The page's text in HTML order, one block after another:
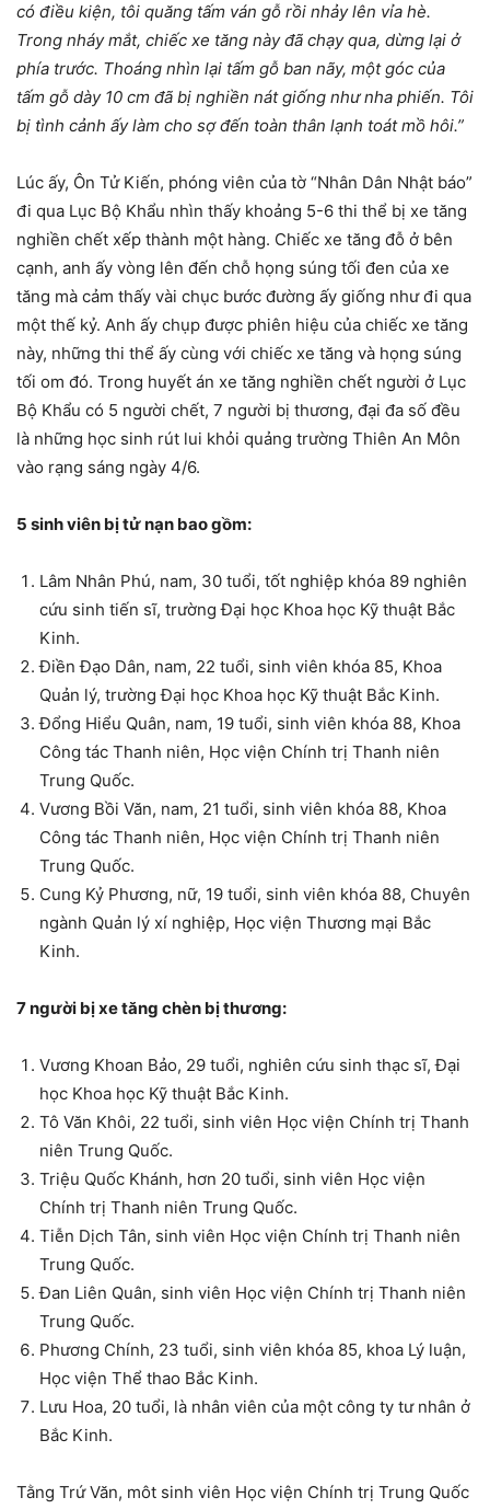
có điều kiện, tôi quăng tấm ván gỗ rồi nhảy lên vỉa hè.
Trong nháy mắt, chiếc xe tăng này đã chạy qua, dừng lại ở
phía trước. Thoáng nhìn lại tấm gỗ ban nãy, một góc của
tấm gỗ dày 10 cm đã bị nghiền nát giống như nha phiến. Tôi
bị tình cảnh ấy làm cho sợ đến toàn thân lạnh toát mồ hôi.”
Lúc ấy, Ôn Tử Kiến, phóng viên của tờ “Nhân Dân Nhật báo”
đi qua Lục Bộ Khẩu nhìn thấy khoảng 5-6 thi thể bị xe tăng
nghiền chết xếp thành một hàng. Chiếc xe tăng đỗ ở bên
cạnh, anh ấy vòng lên đến chỗ họng súng tối đen của xe
tăng mà cảm thấy vài chục bước đường ấy giống như đi qua
một thế kỷ. Anh ấy chụp được phiên hiệu của chiếc xe tăng
này, những thi thể ấy cùng với chiếc xe tăng và họng súng
tối om đó. Trong huyết án xe tăng nghiền chết người ở Lục
Bộ Khẩu có 5 người chết, 7 người bị thương, đại đa số đều
là những học sinh rút lui khỏi quảng trường Thiên An Môn
vào rạng sáng ngày 4/6.
5 sinh viên bị tử nạn bao gồm:
Lâm Nhân Phú, nam, 30 tuổi, tốt nghiệp khóa 89 nghiên
cứu sinh tiến sĩ, trường Đại học Khoa học Kỹ thuật Bắc
Kinh.
Điền Đạo Dân, nam, 22 tuổi, sinh viên khóa 85, Khoa
Quản lý, trường Đại học Khoa học Kỹ thuật Bắc Kinh.
Đổng Hiểu Quân, nam, 19 tuổi, sinh viên khóa 88, Khoa
Công tác Thanh niên, Học viện Chính trị Thanh niên
Trung Quốc.
Vương Bồi Văn, nam, 21 tuổi, sinh viên khóa 88, Khoa
Công tác Thanh niên, Học viện Chính trị Thanh niên
Trung Quốc.
Cung Kỷ Phương, nữ, 19 tuổi, sinh viên khóa 88, Chuyên
ngành Quản lý xí nghiệp, Học viện Thương mại Bắc
Kinh.
7 người bị xe tăng chèn bị thương:
Vương Khoan Bảo, 29 tuổi, nghiên cứu sinh thạc sĩ, Đại
học Khoa học Kỹ thuật Bắc Kinh.
Tô Văn Khôi, 22 tuổi, sinh viên Học viện Chính trị Thanh
niên Trung Quốc.
Triệu Quốc Khánh, hơn 20 tuổi, sinh viên Học viện
Chính trị Thanh niên Trung Quốc.
Tiễn Dịch Tân, sinh viên Học viện Chính trị Thanh niên
Trung Quốc.
Đan Liên Quân, sinh viên Học viện Chính trị Thanh niên
Trung Quốc.
Phương Chính, 23 tuổi, sinh viên khóa 85, khoa Lý luận,
Học viện Thể thao Bắc Kinh.
Lưu Hoa, 20 tuổi, là nhân viên của một công ty tư nhân ở
Bắc Kinh.
Tằng Trứ Văn, môt sinh viên Học viện Chính trị Trung Quốc